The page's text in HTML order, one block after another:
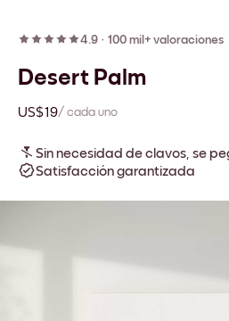
4.9 · 100 mil+ valoraciones
Desert Palm
US$19/ cada uno
Sin necesidad de clavos, se
Satisfacción garantizada